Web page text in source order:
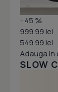
- 45 %
999.99 lei
549.99 lei
Adauga in
SLOW